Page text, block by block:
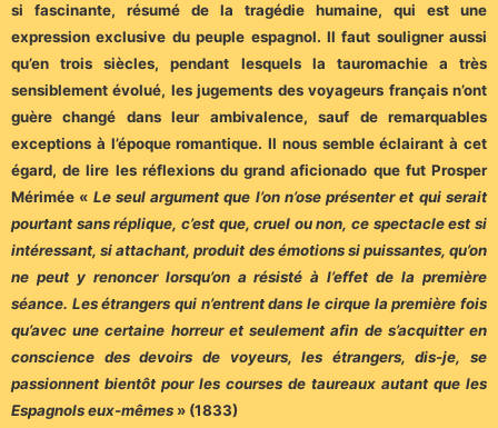
si fascinante, résumé de la tragédie humaine, qui est une
expression exclusive du peuple espagnol. Il faut souligner aussi
qu’en trois siècles, pendant lesquels la tauromachie a très
sensiblement évolué, les jugements des voyageurs français n’ont
guère changé dans leur ambivalence, sauf de remarquables
exceptions à l’époque romantique. Il nous semble éclairant à cet
égard, de lire les réflexions du grand aficionado que fut Prosper
Mérimée « Le seul argument que l’on n’ose présenter et qui serait
pourtant sans réplique, c’est que, cruel ou non, ce spectacle est si
intéressant, si attachant, produit des émotions si puissantes, qu’on
ne peut y renoncer lorsqu’on a résisté à l’effet de la première
séance. Les étrangers qui n’entrent dans le cirque la première fois
qu’avec une certaine horreur et seulement afin de s’acquitter en
conscience des devoirs de voyeurs, les étrangers, dis-je, se
passionnent bientôt pour les courses de taureaux autant que les
Espagnols eux-mêmes » (1833)